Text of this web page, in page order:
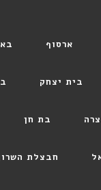
ארסוף
בית יצחק
בת חן
חבצלת